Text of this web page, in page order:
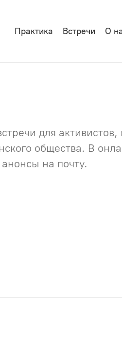
Практика Встречи О
для
общества. В
на почту.